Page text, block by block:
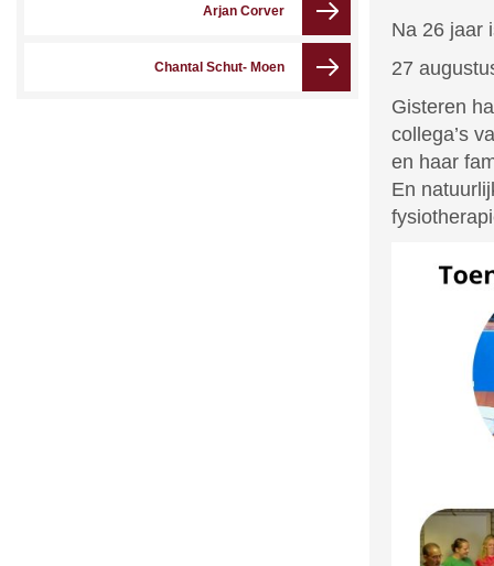
Arjan Corver
Chantal Schut- Moen
Na 26 jaar
27
Gisteren
collega’s
en haar
En